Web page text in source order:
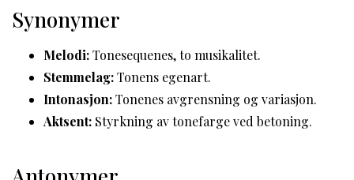
Synonymer
Melodi:Tonesequenes, to musikalitet.
Stemmelag:Tonens egenart.
Intonasjon:Tonenes avgrensning og variasjon.
Aktsent: Styrkning av tonefarge ved betoning.